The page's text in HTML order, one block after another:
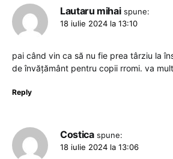
Lautaru mihai spune:
18 iulie 2024 la 13:10
pai când vin ca să nu fie prea târziu la
de învățământ pentru copii rromi. va
Reply
Costica spune:
18 iulie 2024 la 13:06